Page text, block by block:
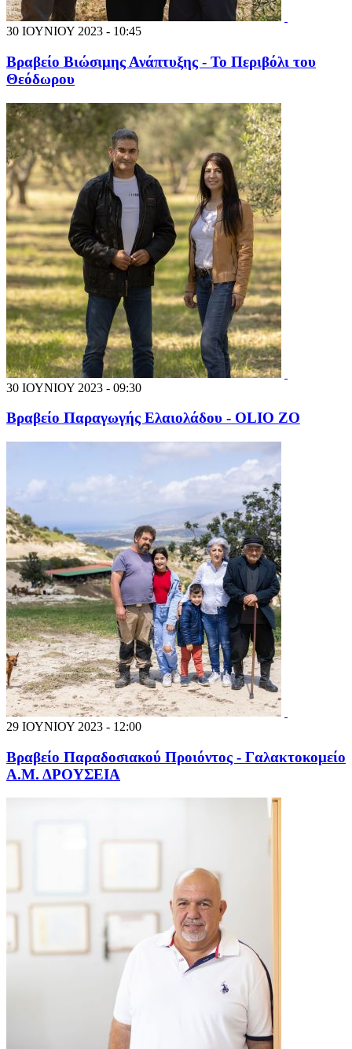
30 ΙΟΥΝΙΟΥ 2023 - 10:45
Βραβείο Βιώσιμης Ανάπτυξης - Το Περιβόλι του
Θεόδωρου
30 ΙΟΥΝΙΟΥ 2023 - 09:30
Βραβείο Παραγωγής Ελαιολάδου - OLIO ZO
29 ΙΟΥΝΙΟΥ 2023 - 12:00
Βραβείο Παραδοσιακού Προιόντος - Γαλακτοκομείο
Α.Μ. ΔΡΟΥΣΕΙΑ